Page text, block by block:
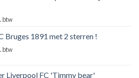
btw
Bruges 1891 met 2 sterren !
btw
Liverpool FC 'Timmy bear'